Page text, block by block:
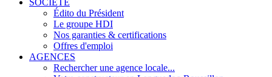
SOCIÉTÉ
Édito du Président
Le groupe HDI
Nos garanties & certifications
Offres d'emploi
AGENCES
Rechercher une agence locale...